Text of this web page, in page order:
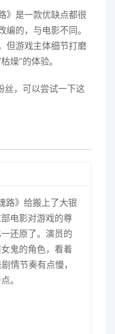
》是一款优缺点都很
的，与电影不同。
但游戏主体细节打磨
燥”的体验。
丝，可以尝试一下这
路》给搬上了大银
电影对游戏的尊
还原了。演员的
鬼的角色，看着
情节奏有点慢，
。